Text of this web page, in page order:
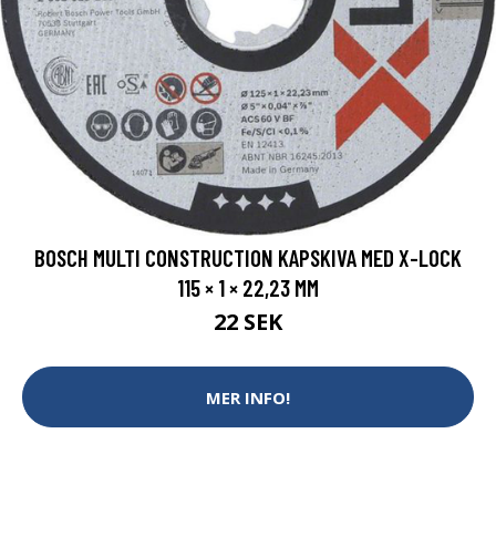
BOSCH MULTI CONSTRUCTION KAPSKIVA MED X-LOCK
115 × 1 × 22,23 MM
22 SEK
MER INFO!